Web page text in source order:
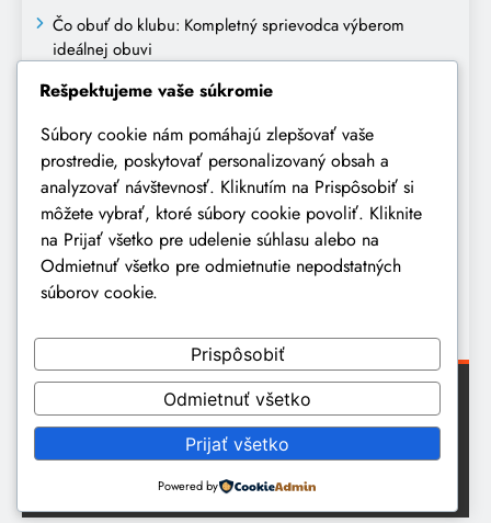
Čo obuť do klubu: Kompletný sprievodca výberom
ideálnej obuvi
Ako sa obliecť na prvé narodeniny dieťaťa: kompletný
Oblečenie na pohreb: Kompletný sprievodca vhodným a
úctivým oblečením
Ako sa obliecť na obchodné stretnutie: Kompletný
sprievodca profesionálnym vzhľadom
Džínsy zvonáče sa vracajú do módy: retro štýl s
© 2026 wawmagazine.eu ďalšie šírenie textov, fotografií a
video materiálov uverejnených na webe, úplne alebo
čiastočne, vyžaduje predchádzajúci súhlas vydavateľa.
Powered By
BlazeThemes
Rešpektujeme vaše súkromie
Súbory cookie nám pomáhajú zlepšovať vaše
prostredie, poskytovať personalizovaný obsah a
analyzovať návštevnosť. Kliknutím na Prispôsobiť si
môžete vybrať, ktoré súbory cookie povoliť. Kliknite
na Prijať všetko pre udelenie súhlasu alebo na
Odmietnuť všetko pre odmietnutie nepodstatných
súborov cookie.
Prispôsobiť
Odmietnuť všetko
Prijať všetko
Powered by